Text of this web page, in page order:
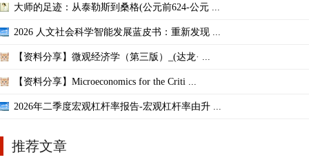
大师的足迹：从泰勒斯到桑格(公元前624-公元 ...
2026 人文社会科学智能发展蓝皮书：重新发现 ...
【资料分享】微观经济学（第三版）_(达龙· ...
【资料分享】Microeconomics for the Criti ...
2026年二季度宏观杠杆率报告-宏观杠杆率由升 ...
推荐文章